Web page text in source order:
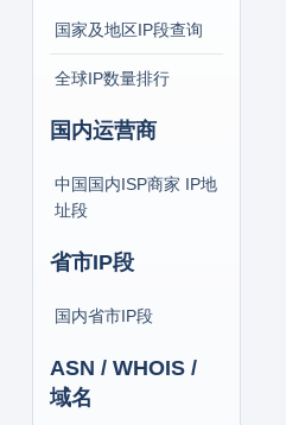
国家及地区IP段查询
全球IP数量排行
国内运营商
中国国内ISP商家 IP地
址段
省市IP段
国内省市IP段
ASN / WHOIS /
域名